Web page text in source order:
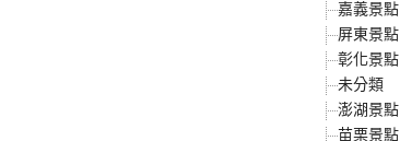
嘉義景點
屏東景點
彰化景點
未分類
澎湖景點
苗栗景點